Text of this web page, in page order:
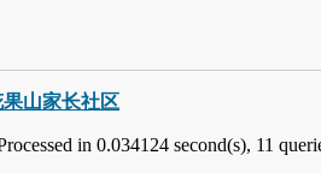
果山家长社区
in 0.034124 second(s), 11